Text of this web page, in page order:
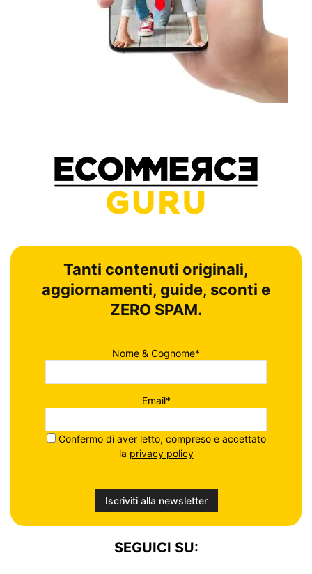
Tanti contenuti originali,
aggiornamenti, guide, sconti e
ZERO SPAM.
Nome & Cognome*
Email*
Confermo di aver letto, compreso e accettato
la privacy policy
SEGUICI SU: